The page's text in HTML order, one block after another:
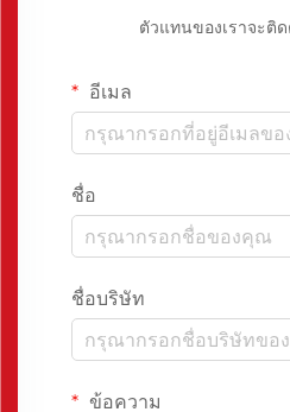
ตัวแทนของเราจะติ
อีเมล
ชื่อ
ชื่อบริษัท
ข้อความ